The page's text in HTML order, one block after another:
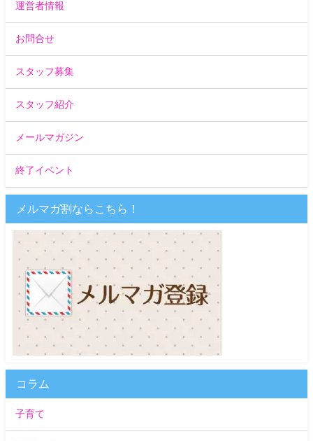
運営者情報
お問合せ
スタッフ募集
スタッフ紹介
メールマガジン
終了イベント
メルマガ割ならこちら！
コラム
子育て